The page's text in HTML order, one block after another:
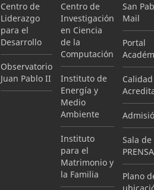
Centro de
Liderazgo
para el
Desarrollo
Observatorio
Juan Pablo II
Centro de
Investigación
en Ciencia
de la
Computación
Instituto de
Energía y
Medio
Ambiente
Instituto
para el
Matrimonio y
la Familia
San
Mail
Portal
Sala de
PRENSA
Plano